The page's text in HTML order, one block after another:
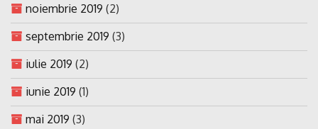
noiembrie 2019 (2)
septembrie 2019 (3)
iulie 2019 (2)
iunie 2019 (1)
mai 2019 (3)